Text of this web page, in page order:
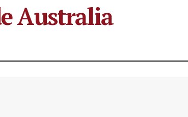
Australia